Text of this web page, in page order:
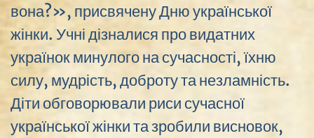
вона?», присвячену Дню української
жінки. Учні дізналися про видатних
українок минулого на сучасності, їхню
силу, мудрість, доброту та незламність.
Діти обговорювали риси сучасної
української жінки та зробили висновок,